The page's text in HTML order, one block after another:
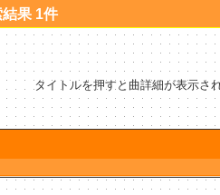
果 1件
タイトルを押すと曲詳細が表示さ